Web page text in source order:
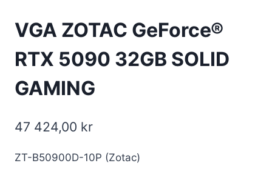
VGA ZOTAC GeForce®
RTX 5090 32GB SOLID
GAMING
47 424,00 kr
ZT-B50900D-10P (Zotac)